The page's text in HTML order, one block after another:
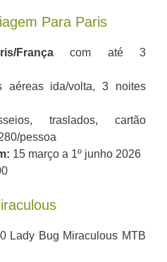
Para Paris
Françacom até 3
aéreas ida/volta, 3 noites
traslados, cartão
pessoa
15 março a 1º junho 2026
Lady Bug Miraculous MTB